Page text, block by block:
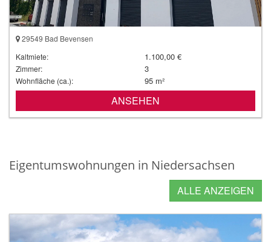
29549 Bad Bevensen
Kaltmiete:
1.100,00 €
Zimmer: 3
Wohnfläche (ca.): 95 m²
ANSEHEN
Eigentumswohnungen in Niedersachsen
ALLE ANZEIGEN